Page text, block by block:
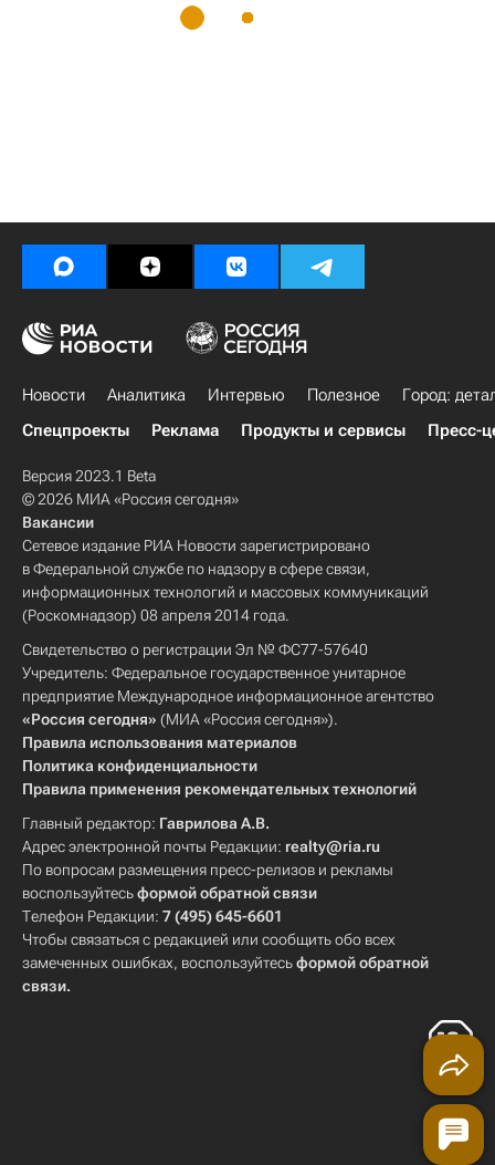
Новости Аналитика Интервью Полезное
Город:
Спецпроекты
Реклама Продукты и сервисы Пресс-
Версия 2023.1 Beta
© 2026 МИА «Россия сегодня»
Вакансии
Сетевое издание РИА Новости зарегистрировано
в Федеральной службе по надзору в сфере связи,
информационных технологий и массовых коммуникаций
(Роскомнадзор) 08 апреля 2014 года.
Свидетельство о регистрации Эл № ФС77-57640
Учредитель: Федеральное государственное унитарное
предприятие Международное информационное агентство
«Россия сегодня» (МИА «Россия сегодня»).
Правила использования материалов
Политика конфиденциальности
Правила применения рекомендательных технологий
Главный редактор: Гаврилова А.В.
Адрес электронной почты Редакции: realty@ria.ru
По вопросам размещения пресс-релизов и рекламы
воспользуйтесьформой обратной связи
Телефон Редакции: 7 (495) 645-6601
Чтобы связаться с редакцией или сообщить обо всех
замеченных ошибках, воспользуйтесьформой обратной
связи.